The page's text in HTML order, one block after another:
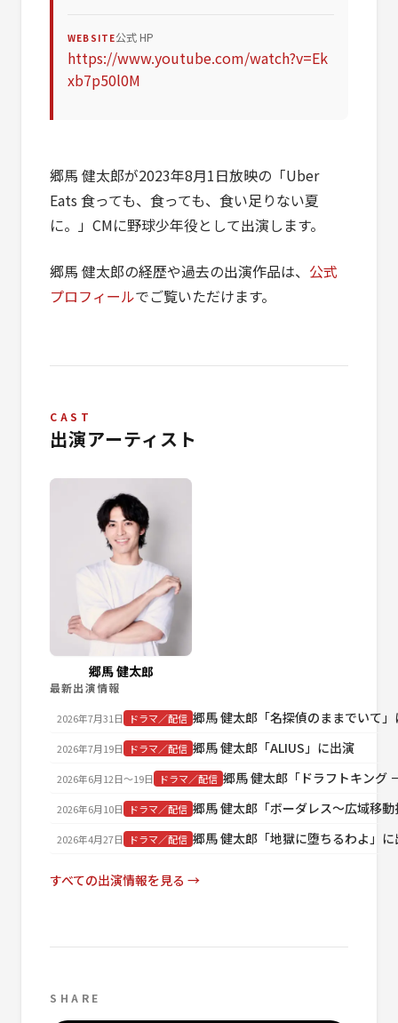
WEBSITE公式 HP
https://www.youtube.com/watch?v=Ek
xb7p50l0M
郷馬 健太郎が2023年8月1日放映の「Uber
Eats 食っても、食っても、食い足りない夏
に。」CMに野球少年役として出演します。
郷馬 健太郎の経歴や過去の出演作品は、 公式
プロフィールでご覧いただけます。
CAST
出演アーティスト
郷馬 健太郎
最新出演情報
2026年7月31日 ドラマ／配信 郷馬 健太郎「名探偵のままでいて
2026年7月19日 ドラマ／配信 郷馬 健太郎「ALIUS」に出演
2026年6月12日〜19日 ドラマ／配信 郷馬 健太郎「ドラフトキング
2026年6月10日 ドラマ／配信 郷馬 健太郎「ボーダレス～広域移
2026年4月27日 ドラマ／配信 郷馬 健太郎「地獄に堕ちるわよ」に
すべての出演情報を見る →
SHARE